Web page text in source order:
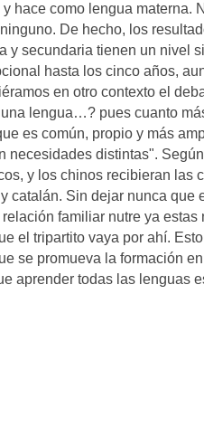
hace como lengua materna.
De hecho, los
y secundaria tienen un nivel
hasta los cinco años,
en otro contexto el
lengua…? pues cuanto
es común, propio y más
distintas".
y los chinos recibieran las
catalán. Sin dejar nunca que
familiar nutre ya estas
el tripartito vaya por ahí.
se promueva la formación
aprender todas las lenguas